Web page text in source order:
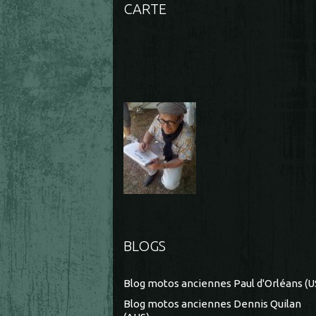
CARTE
BLOGS
Blog motos anciennes Paul d'Orléans
Blog motos anciennes Dennis Quilan